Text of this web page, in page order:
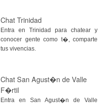
Chat Trinidad
Entra en Trinidad para chatear y
conocer gente como t�, comparte
tus vivencias.
Chat San Agust�n de Valle
F�rtil
Entra en San Agust�n de Valle